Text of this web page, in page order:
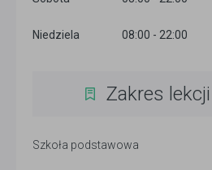
Niedziela 08:00 - 22:00
Zakres lekcji
Szkoła podstawowa